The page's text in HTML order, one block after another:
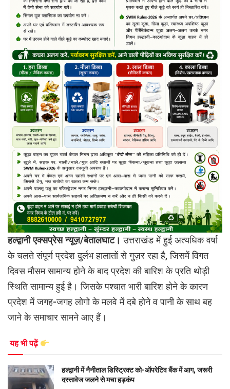
हल्द्वानी एक्सप्रेस न्यूज़/बेतालघाट। उत्तराखंड में हुई अत्यधिक वर्षा
के चलते संपूर्ण प्रदेश दुर्लभ हालातों से गुज़र रहा है, जिसमें विगत
दिवस मौसम सामान्य होने के बाद प्रदेश की बारिश के प्रति थोड़ी
स्थिति सामान्य हुई है। जिसके पश्चात भारी बारिश होने के कारण
प्रदेश में जगह-जगह लोगो के मलवे में दबे होने व पानी के साथ बह
जाने के समाचार सामने आए हैं।
यह भी पढ़ें
हल्द्वानी में नैनीताल डिस्ट्रिक्ट को-ऑपरेटिव बैंक में आग, जरूरी
दस्तावेज जलने से मचा हड़कंप